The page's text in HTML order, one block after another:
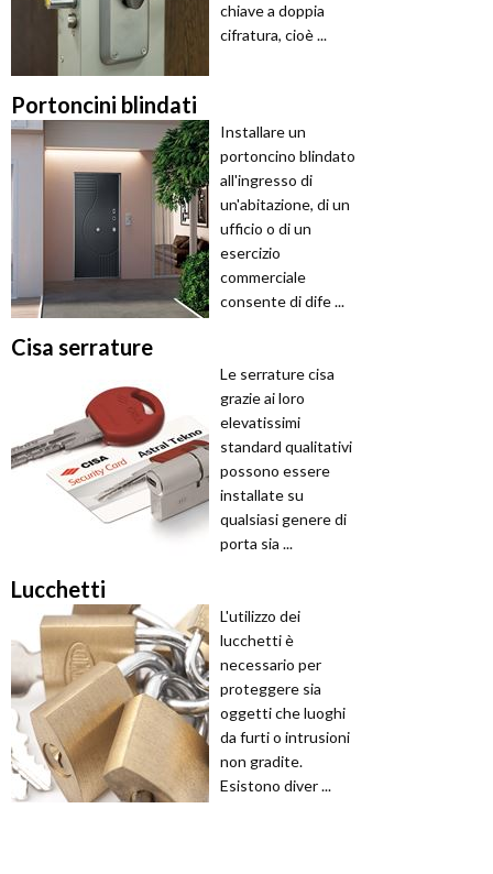
chiave a doppia
cifratura, cioè ...
Portoncini blindati
Installare un
portoncino blindato
all'ingresso di
un'abitazione, di un
ufficio o di un
esercizio
commerciale
consente di dife ...
Cisa serrature
Le serrature cisa
grazie ai loro
elevatissimi
standard qualitativi
possono essere
installate su
qualsiasi genere di
porta sia ...
Lucchetti
L'utilizzo dei
lucchetti è
necessario per
proteggere sia
oggetti che luoghi
da furti o intrusioni
non gradite.
Esistono diver ...